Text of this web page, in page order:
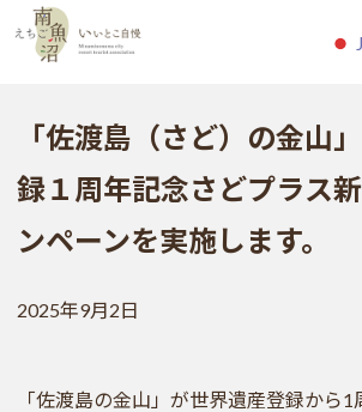
「佐渡島（さど）の金山
録１周年記念さどプラス
ンペーンを実施します。
2025年9月2日
「佐渡島の金山」が世界遺産登録から1